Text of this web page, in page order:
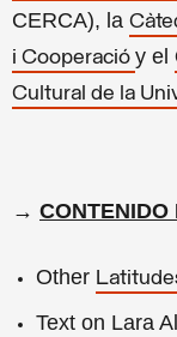
CERCA), la
i Cooperació y el
Cultural de la
→
Other
Text on Lara